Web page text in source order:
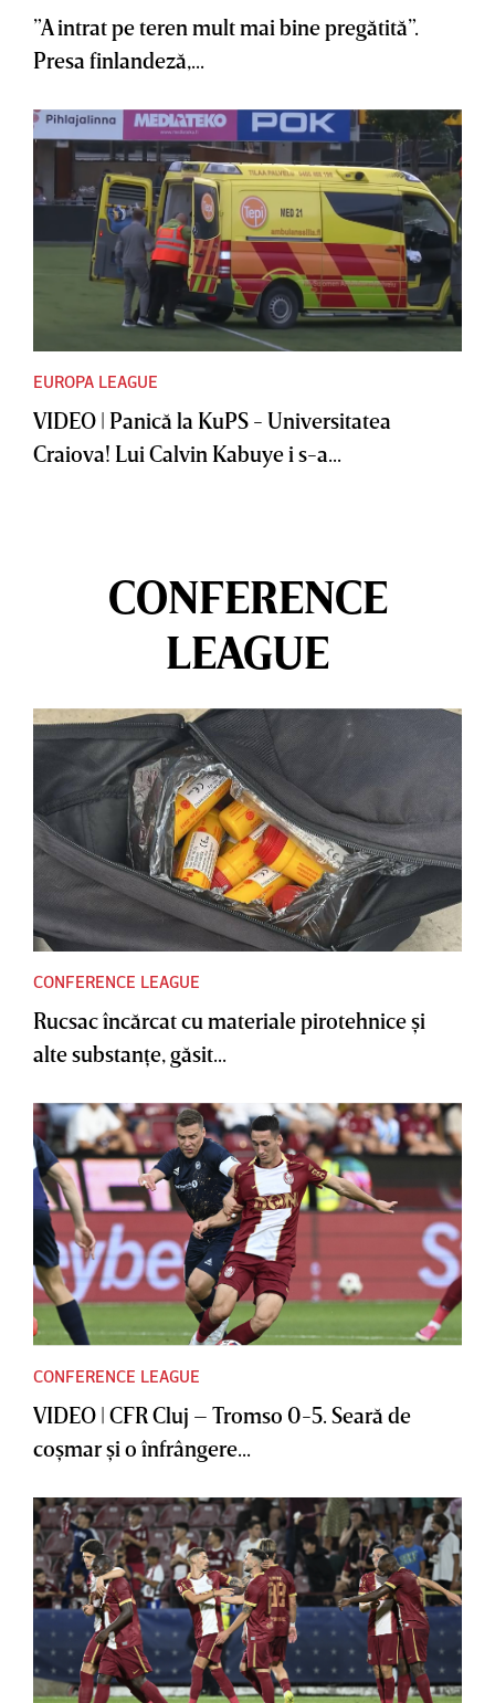
”A intrat pe teren mult mai bine pregătită”.
Presa finlandeză,...
EUROPA LEAGUE
VIDEO | Panică la KuPS - Universitatea
Craiova! Lui Calvin Kabuye i s-a...
CONFERENCE
LEAGUE
CONFERENCE LEAGUE
Rucsac încărcat cu materiale pirotehnice şi
alte substanţe, găsit...
CONFERENCE LEAGUE
VIDEO | CFR Cluj – Tromso 0-5. Seară de
coşmar şi o înfrângere...